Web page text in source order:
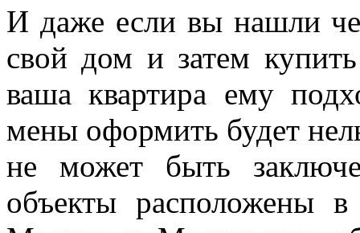
И даже если вы нашли
свой дом и затем
ваша квартира ему
мены оформить будет
не может быть
объекты расположены